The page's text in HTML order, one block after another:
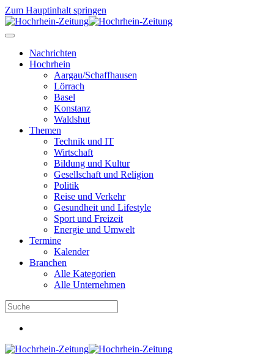
Zum Hauptinhalt springen
Nachrichten
Hochrhein
Aargau/Schaffhausen
Lörrach
Basel
Konstanz
Waldshut
Themen
Technik und IT
Wirtschaft
Bildung und Kultur
Gesellschaft und Religion
Politik
Reise und Verkehr
Gesundheit und Lifestyle
Sport und Freizeit
Energie und Umwelt
Termine
Kalender
Branchen
Alle Kategorien
Alle Unternehmen